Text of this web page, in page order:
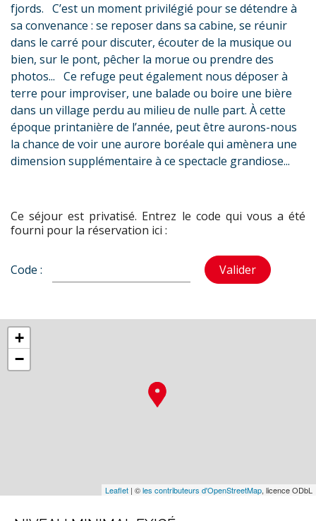
fjords. C’est un moment privilégié pour se détendre à
sa convenance : se reposer dans sa cabine, se réunir
dans le carré pour discuter, écouter de la musique ou
bien, sur le pont, pêcher la morue ou prendre des
photos... Ce refuge peut également nous déposer à
terre pour improviser, une balade ou boire une bière
dans un village perdu au milieu de nulle part. À cette
époque printanière de l’année, peut être aurons-nous
la chance de voir une aurore boréale qui amènera une
dimension supplémentaire à ce spectacle grandiose...
Ce séjour est privatisé. Entrez le code qui vous a été
fourni pour la réservation ici :
Code : Valider
+
−
Leaflet | ©les contributeurs d'OpenStreetMap, licence ODbL